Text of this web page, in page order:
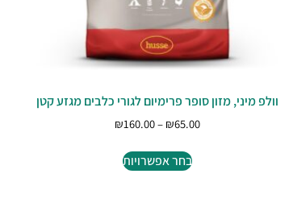
וולפ מיני, מזון סופר פרימיום לגורי כלבים מגזע קטן
₪65.00
–
₪160.00
בחר אפשרויות